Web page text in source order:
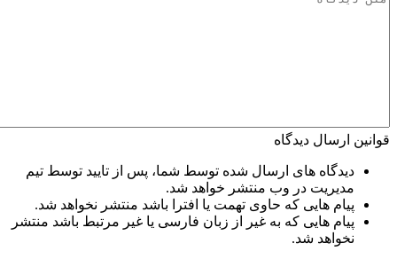
قوانین ارسال دیدگاه
دیدگاه های ارسال شده توسط شما، پس از تایید توسط تیم
مدیریت در وب منتشر خواهد شد.
پیام هایی که حاوی تهمت یا افترا باشد منتشر نخواهد شد.
پیام هایی که به غیر از زبان فارسی یا غیر مرتبط باشد منتشر
نخواهد شد.